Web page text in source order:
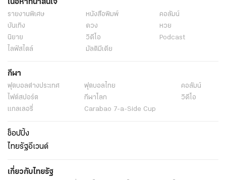
เลือกตั้งประชามติ
เนื้อหาที่น่าสนใจ
รายงานพิเศษ หนังสือพิมพ์
คอลัมน์
บันเทิง
ดวง
หวย
นิยาย
วิดีโอ
Podcast
ไลฟ์สไตล์
มัลติมีเดีย
กีฬา
ฟุตบอลต่่างประเทศ ฟุตบอลไทย
คอลัมน์
ไฟต์สปอร์ต
กีฬาโลก
วิดีโอ
แกลเลอรี่
Carabao 7-a-Side Cup
ช็อปปิ้ง
ไทยรัฐอีเวนต์
เกี่ยวกับไทยรัฐ